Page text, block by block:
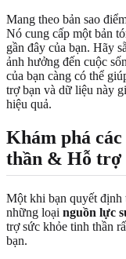
Mang theo bản sao
Nó cung cấp một bản
gần đây của bạn. Hãy
ảnh hưởng đến cuộc
của bạn càng có thể
trợ bạn và dữ liệu này
hiệu quả.
Khám phá
thần & Hỗ trợ
Một khi bạn quyết
những loại nguồn lực
trợ sức khỏe tinh thần
bạn.